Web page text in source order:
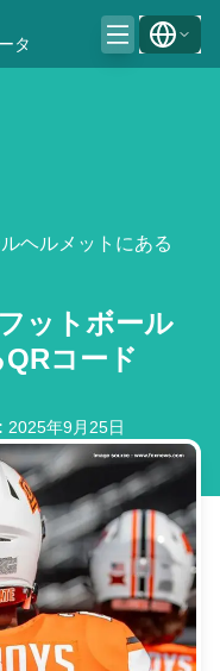
タ
ヘルメットにある
ットボール
コード
2025年9月25日